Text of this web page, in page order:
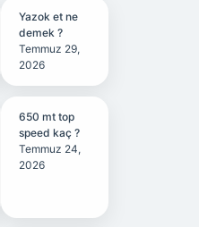
Yazok et ne
demek ?
Temmuz 29,
2026
650 mt top
speed kaç ?
Temmuz 24,
2026